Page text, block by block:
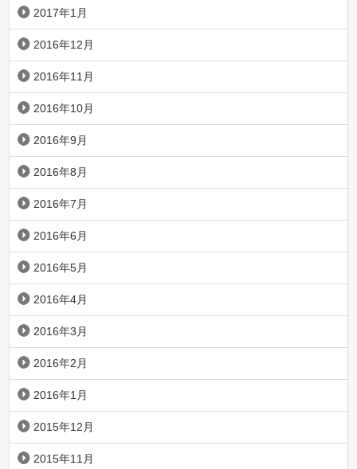
2017年1月
2016年12月
2016年11月
2016年10月
2016年9月
2016年8月
2016年7月
2016年6月
2016年5月
2016年4月
2016年3月
2016年2月
2016年1月
2015年12月
2015年11月